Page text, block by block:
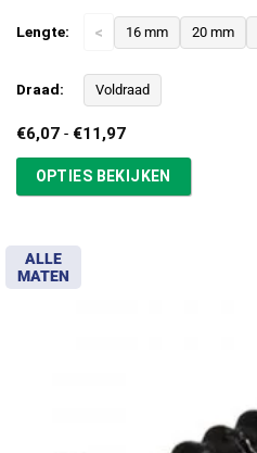
Lengte: < 16 mm 20 mm
Draad: Voldraad
€6,07 - €11,97Prijsklasse:
€11,97
OPTIES BEKIJKEN
ALLE
MATEN